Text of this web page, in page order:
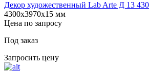
Декор художественный Lab Arte Д 13
4300х3970х15 мм
Цена по запросу
Под заказ
Запросить цену